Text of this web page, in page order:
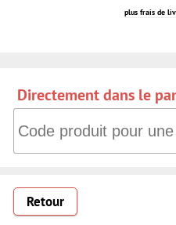
plus frais de
Directement dans le
Retour